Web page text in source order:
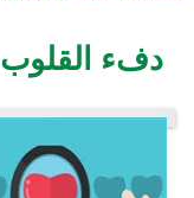
دفء القلوب